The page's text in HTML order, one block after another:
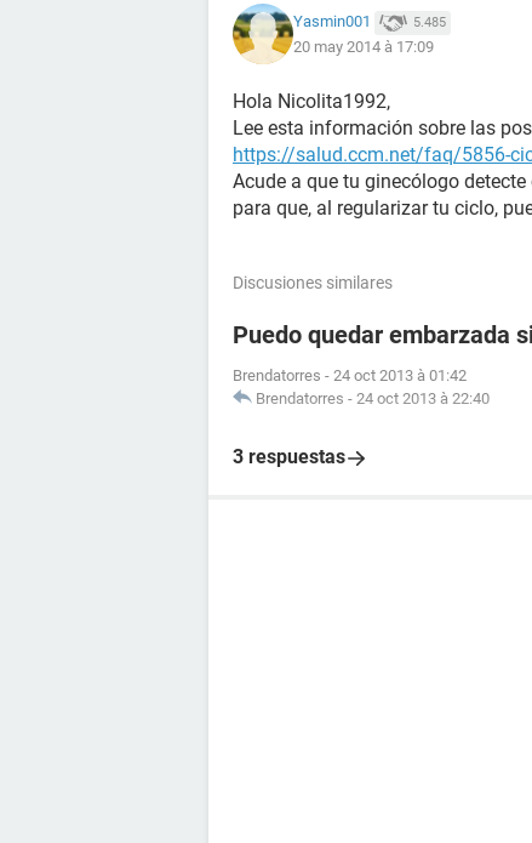
Yasmin001 5.485
20 may 2014 à 17:09
Hola Nicolita1992,
Lee esta información sobre las
https://salud.ccm.net/faq/5856-
Acude a que tu ginecólogo
para que, al regularizar tu ciclo,
Discusiones similares
Puedo quedar embarzada
Brendatorres - 24 oct 2013 à 01:42
Brendatorres - 24 oct 2013 à 22:40
3 respuestas